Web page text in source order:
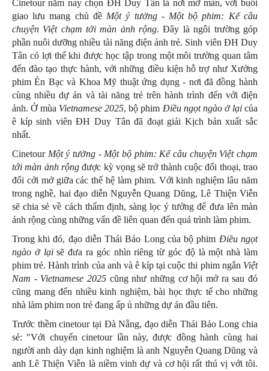
Cinetour năm nay chọn ĐH Duy Tân là nơi mở màn, với buổi
giao lưu mang chủ đề Một ý tưởng - Một bộ phim: Kể câu
chuyện Việt chạm tới màn ảnh rộng. Đây là ngôi trường góp
phần nuôi dưỡng nhiều tài năng điện ảnh trẻ. Sinh viên ĐH Duy
Tân có lợi thế khi được học tập trong một môi trường quan tâm
đến đào tạo thực hành, với những điều kiện hỗ trợ như Xưởng
phim Én Bạc và Khoa Mỹ thuật ứng dụng - nơi đã đồng hành
cùng nhiều dự án và tài năng trẻ trên hành trình đến với điện
ảnh. Ở mùa Vietnamese 2025, bộ phim Điều ngọt ngào ở lạicủa
ê kíp sinh viên ĐH Duy Tân đã đoạt giải Kịch bản xuất sắc
nhất.
Cinetour Một ý tưởng - Một bộ phim: Kể câu chuyện Việt chạm
tới màn ảnh rộngđược kỳ vọng sẽ trở thành cuộc đối thoại, trao
đổi cởi mở giữa các thế hệ làm phim. Với kinh nghiệm lâu năm
trong nghề, hai đạo diễn Nguyễn Quang Dũng, Lê Thiện Viễn
sẽ chia sẻ về cách thẩm định, sàng lọc ý tưởng để đưa lên màn
ảnh rộng cùng những vấn đề liên quan đến quá trình làm phim.
Trong khi đó, đạo diễn Thái Bảo Long của bộ phim Điều ngọt
ngào ở lạisẽ đưa ra góc nhìn riêng từ góc độ là một nhà làm
phim trẻ. Hành trình của anh và ê kíp tại cuộc thi phim ngắn Việt
Nam - Vietnamese 2025cũng như những cơ hội mở ra sau đó
cũng mang đến nhiều kinh nghiệm, bài học thực tế cho những
nhà làm phim non trẻ đang ấp ủ những dự án đầu tiên.
Trước thềm cinetour tại Đà Nẵng, đạo diễn Thái Bảo Long chia
sẻ: "Với chuyến cinetour lần này, được đồng hành cùng hai
người anh dày dạn kinh nghiệm là anh Nguyễn Quang Dũng và
anh Lê Thiện Viễn là niềm vinh dự và cơ hội rất thú vị với tôi.